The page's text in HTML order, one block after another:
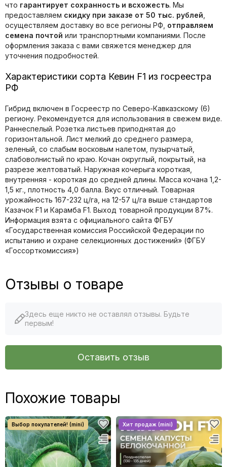
что гарантирует сохранность и всхожесть. Мы
предоставляем скидку при заказе от 50 тыс. рублей
осуществляем доставку во все регионы РФ, отправляем
семена почтой или транспортными компаниями. После
оформления заказа с вами свяжется менеджер для
уточнения подробностей.
Характеристики сорта Кевин F1 из госреестра
РФ
Гибрид включен в Госреестр по Северо-Кавказскому (6)
региону. Рекомендуется для использования в свежем виде.
Раннеспелый. Розетка листьев приподнятая до
горизонтальной. Лист мелкий до среднего размера,
зеленый, со слабым восковым налетом, пузырчатый,
слабоволнистый по краю. Кочан округлый, покрытый, на
разрезе желтоватый. Наружная кочерыга короткая,
внутренняя - короткая до средней длины. Масса кочана 1,2-
1,5 кг., плотность 4,0 балла. Вкус отличный. Товарная
урожайность 167-232 ц/га, на 12-57 ц/га выше стандартов
Казачок F1 и Карамба F1. Выход товарной продукции 87%.
Информация взята с официального сайта ФГБУ
«Государственная комиссия Российской Федерации по
иcпытанию и охране селекционных достижений» (ФГБУ
«Госсорткомиссия»)
Отзывы о товаре
Здесь еще никто не оставлял отзывы. Будьте
первым!
Оставить отзыв
Похожие товары